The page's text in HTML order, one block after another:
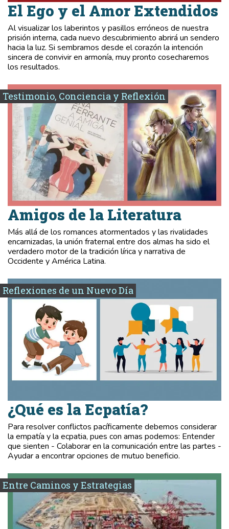
El Ego y el Amor Extendidos
Al visualizar los laberintos y pasillos erróneos de nuestra
prisión interna, cada nuevo descubrimiento abrirá un sendero
hacia la luz. Si sembramos desde el corazón la intención
sincera de convivir en armonía, muy pronto cosecharemos
los resultados.
Testimonio, Conciencia y Reflexión
Amigos de la Literatura
Más allá de los romances atormentados y las rivalidades
encarnizadas, la unión fraternal entre dos almas ha sido el
verdadero motor de la tradición lírica y narrativa de
Occidente y América Latina.
Reflexiones de un Nuevo Día
¿Qué es la Ecpatía?
Para resolver conflictos pacíficamente debemos considerar
la empatía y la ecpatia, pues con amas podemos: Entender
que sienten - Colaborar en la comunicación entre las partes -
Ayudar a encontrar opciones de mutuo beneficio.
Entre Caminos y Estrategias